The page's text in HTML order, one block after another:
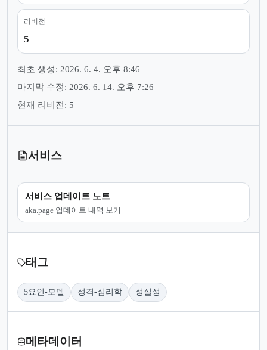
리비전
5
최초 생성: 2026. 6. 4. 오후 8:46
마지막 수정: 2026. 6. 14. 오후 7:26
현재 리비전: 5
서비스
서비스 업데이트 노트
aka.page 업데이트 내역 보기
태그
5요인-모델 성격-심리학 성실성
메타데이터